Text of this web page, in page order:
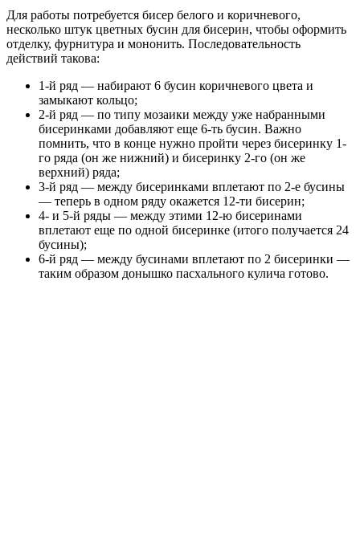
Для работы потребуется бисер белого и коричневого,
несколько штук цветных бусин для бисерин, чтобы оформить
отделку, фурнитура и мононить. Последовательность
действий такова:
1-й ряд — набирают 6 бусин коричневого цвета и
замыкают кольцо;
2-й ряд — по типу мозаики между уже набранными
бисеринками добавляют еще 6-ть бусин. Важно
помнить, что в конце нужно пройти через бисеринку 1-
го ряда (он же нижний) и бисеринку 2-го (он же
верхний) ряда;
3-й ряд — между бисеринками вплетают по 2-е бусины
— теперь в одном ряду окажется 12-ти бисерин;
4- и 5-й ряды — между этими 12-ю бисеринами
вплетают еще по одной бисеринке (итого получается 24
бусины);
6-й ряд — между бусинами вплетают по 2 бисеринки —
таким образом донышко пасхального кулича готово.